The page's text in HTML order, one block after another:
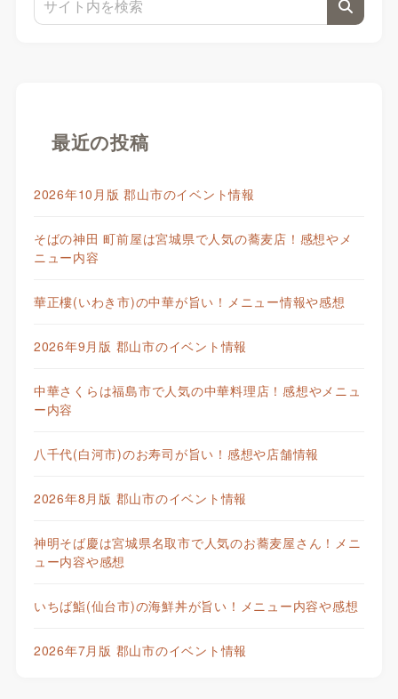
最近の投稿
2026年10月版 郡山市のイベント情報
そばの神田 町前屋は宮城県で人気の蕎麦店！感想やメ
ニュー内容
華正樓(いわき市)の中華が旨い！メニュー情報や感想
2026年9月版 郡山市のイベント情報
中華さくらは福島市で人気の中華料理店！感想やメニュ
ー内容
八千代(白河市)のお寿司が旨い！感想や店舗情報
2026年8月版 郡山市のイベント情報
神明そば慶は宮城県名取市で人気のお蕎麦屋さん！メニ
ュー内容や感想
いちば鮨(仙台市)の海鮮丼が旨い！メニュー内容や感想
2026年7月版 郡山市のイベント情報